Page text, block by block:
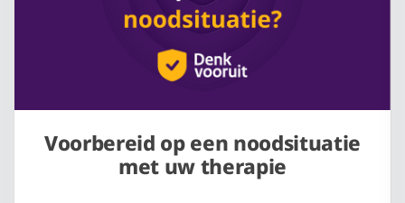
Voorbereid op een noodsituatie
met uw therapie